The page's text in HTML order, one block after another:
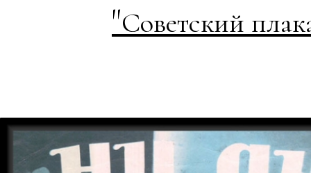
"Советский